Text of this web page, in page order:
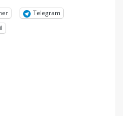
Telegram